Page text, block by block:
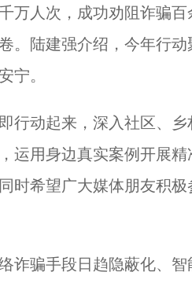
万人次，成功劝阻诈骗
。陆建强介绍，今年行
宁。
动起来，深入社区、乡
运用身边真实案例开展
时希望广大媒体朋友积
骗手段日趋隐蔽化、智